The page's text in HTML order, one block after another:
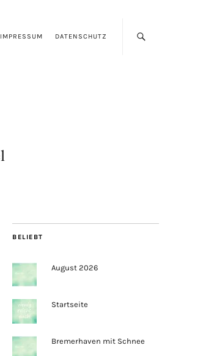
IMPRESSUM DATENSCHUTZ
BELIEBT
August 2026
Startseite
Bremerhaven mit Schnee